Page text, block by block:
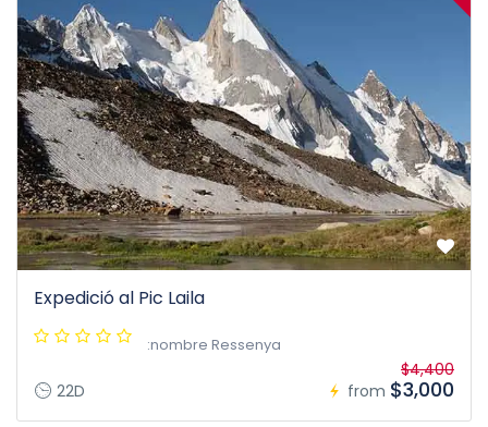
Expedició al Pic Laila
:nombre Ressenya
22D from
$4,400
$3,000